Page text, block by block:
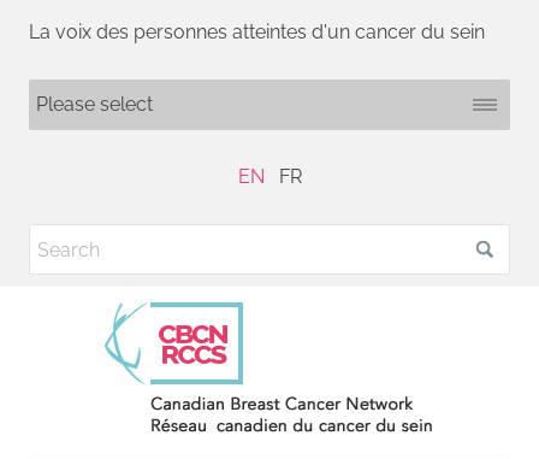
La voix des personnes atteintes d'un cancer du sein
EN FR